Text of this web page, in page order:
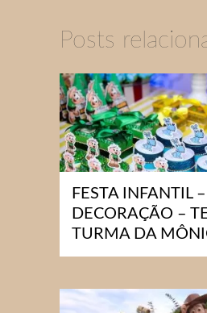
Posts
FESTA INFANTIL –
DECORAÇÃO –
TURMA DA